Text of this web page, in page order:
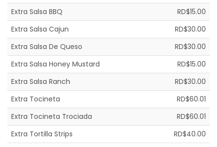
Extra Salsa BBQ
RD$15.00
Extra Salsa Cajun
RD$30.00
Extra Salsa De Queso
RD$30.00
Extra Salsa Honey Mustard
RD$15.00
Extra Salsa Ranch
RD$30.00
Extra Tocineta
RD$60.01
Extra Tocineta Trociada
RD$60.01
Extra Tortilla Strips
RD$40.00